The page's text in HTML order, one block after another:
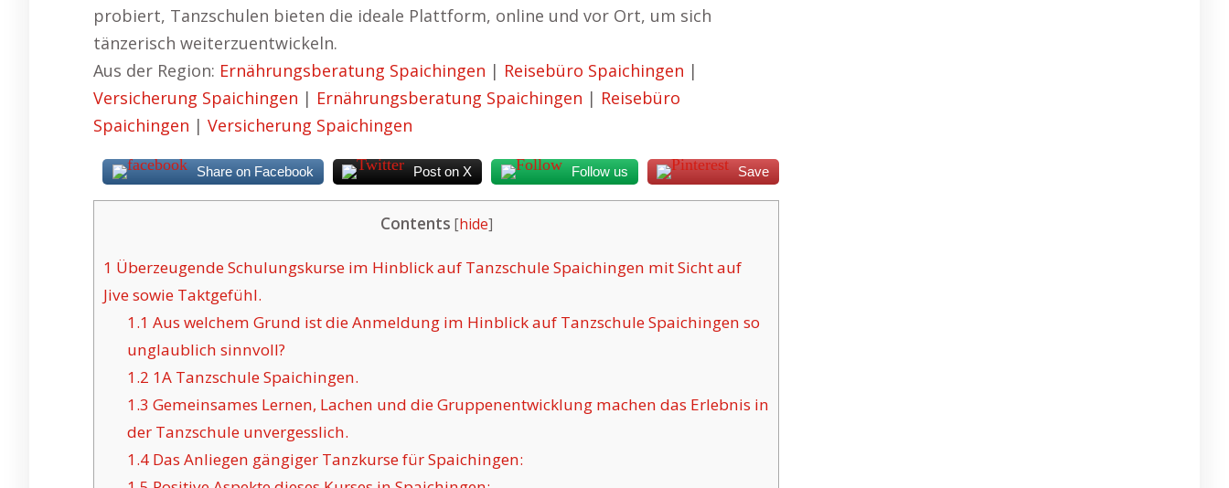
probiert, Tanzschulen bieten die ideale Plattform, online und vor Ort, um sich
tänzerisch weiterzuentwickeln.
Aus der Region: Ernährungsberatung Spaichingen | Reisebüro Spaichingen |
Versicherung Spaichingen | Ernährungsberatung Spaichingen | Reisebüro
Spaichingen | Versicherung Spaichingen
Share on Facebook Post on X Follow us Save
Contents [hide]
1 Überzeugende Schulungskurse im Hinblick auf Tanzschule Spaichingen mit Sicht auf
Jive sowie Taktgefühl.
1.1 Aus welchem Grund ist die Anmeldung im Hinblick auf Tanzschule Spaichingen so
unglaublich sinnvoll?
1.2 1A Tanzschule Spaichingen.
1.3 Gemeinsames Lernen, Lachen und die Gruppenentwicklung machen das Erlebnis in
der Tanzschule unvergesslich.
1.4Das Anliegen gängiger Tanzkurse für Spaichingen: